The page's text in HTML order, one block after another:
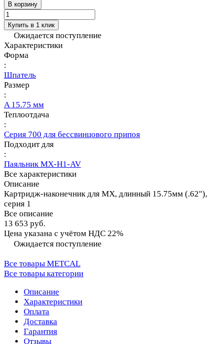
В корзину
Купить в 1 клик
Ожидается поступление
Характеристики
Форма
:
Шпатель
Размер
:
A 15.75 мм
Теплоотдача
:
Серия 700 для бессвинцового припоя
Подходит для
:
Паяльник MX-H1-AV
Все характеристики
Описание
Картридж-наконечник для MX, длинный 15.75мм (.62"),
серия 1
Все описание
13 653 руб.
Цена указана с учётом НДС 22%
Ожидается поступление
Все товары METCAL
Все товары категории
Описание
Характеристики
Оплата
Доставка
Гарантия
Отзывы